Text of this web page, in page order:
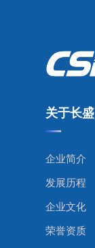
关于长盛
企业简介
发展历程
企业文化
荣誉资质